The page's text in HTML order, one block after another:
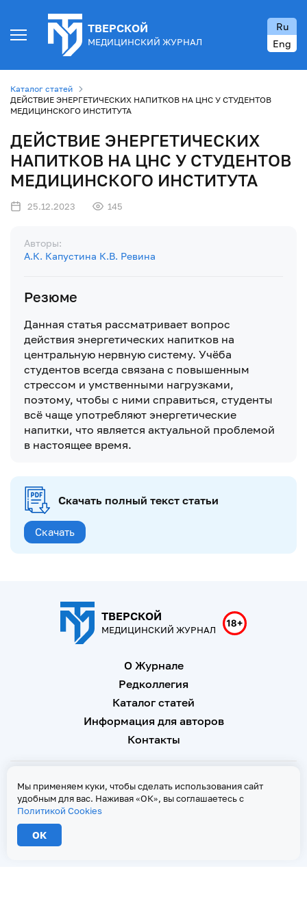
ТВЕРСКОЙ
МЕДИЦИНСКИЙ ЖУРНАЛ
Ru
Eng
Каталог статей
ДЕЙСТВИЕ ЭНЕРГЕТИЧЕСКИХ НАПИТКОВ НА ЦНС У СТУДЕНТОВ
МЕДИЦИНСКОГО ИНСТИТУТА
ДЕЙСТВИЕ ЭНЕРГЕТИЧЕСКИХ
НАПИТКОВ НА ЦНС У СТУДЕНТОВ
МЕДИЦИНСКОГО ИНСТИТУТА
25.12.2023 145
Авторы:
А.К. Капустина К.В. Ревина
Резюме
Данная статья рассматривает вопрос
действия энергетических напитков на
центральную нервную систему. Учёба
студентов всегда связана с повышенным
стрессом и умственными нагрузками,
поэтому, чтобы с ними справиться, студенты
всё чаще употребляют энергетические
напитки, что является актуальной проблемой
в настоящее время.
Скачать полный текст статьи
Скачать
ТВЕРСКОЙ
МЕДИЦИНСКИЙ ЖУРНАЛ
О Журнале
Редколлегия
Каталог статей
Информация для авторов
Контакты
При копировании текстов ссылка на страницу-первоисточник обязательна
Свидетельство о регистрации Эл № ФС 77 - 67146 от 16
сентября 2016 г
Мы применяем куки, чтобы сделать использования сайт
удобным для вас. Наживая «ОК», вы соглашаетесь с
Политикой Cookies
ОК